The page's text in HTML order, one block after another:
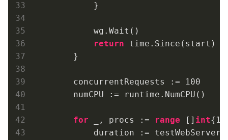
            }
            wg.Wait()
return time.Since(start)
        }
        concurrentRequests :=
100
        numCPU := runtime.NumCPU()
for _, procs := range [] int{ 1
duration :=